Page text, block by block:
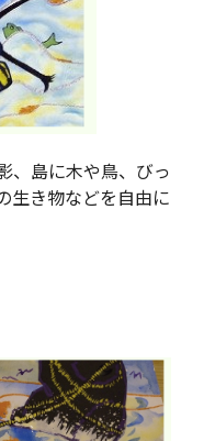
、島に木や鳥、びっ
生き物などを自由に